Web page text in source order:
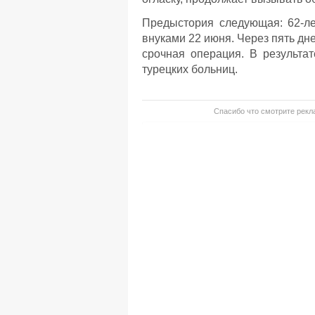
Предыстория следующая: 62-
внуками 22 июня. Через пять
срочная операция. В
турецких больниц.
Спасибо что смотрите